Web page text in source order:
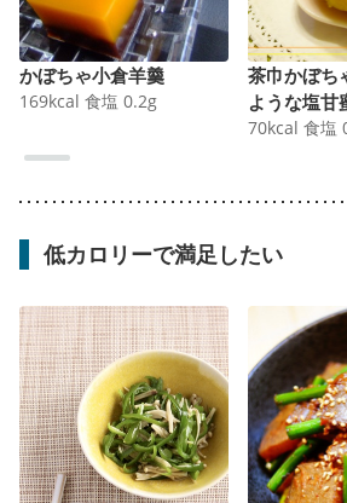
かぼちゃ小倉羊羹
169kcal 食塩 0.2g
茶巾かぼち
ような塩甘
70kcal 食塩
低カロリーで満足したい